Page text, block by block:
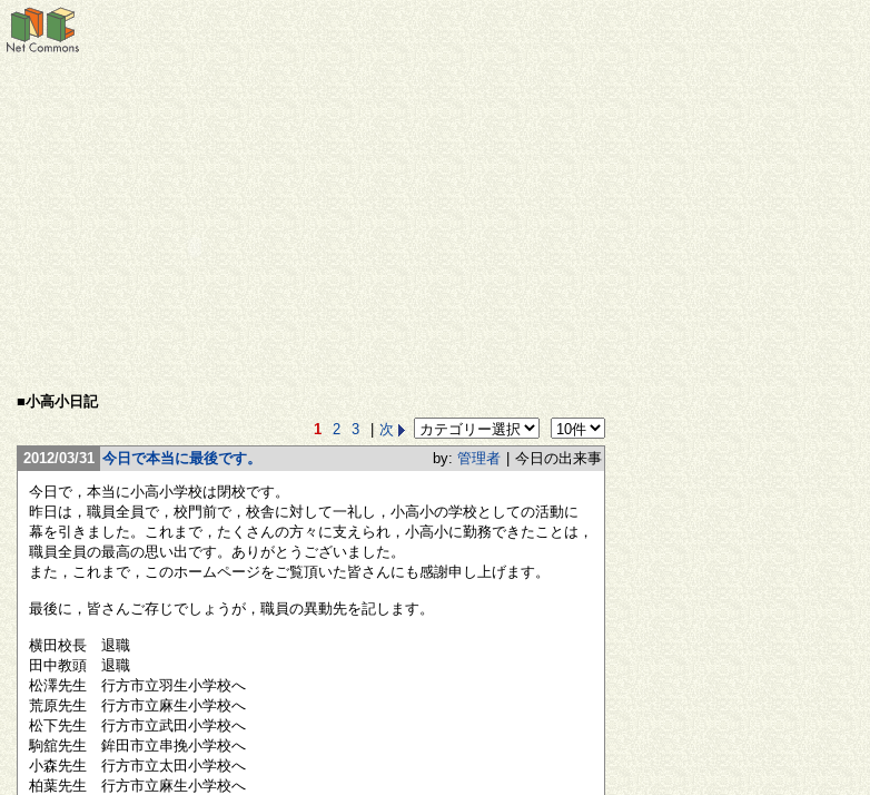
■小高小日記
1
2 3
次
2012/03/31 今日で本当に最後です。 by: 管理者
今日の出来事
今日で，本当に小高小学校は閉校です。
昨日は，職員全員で，校門前で，校舎に対して一礼し，小高小の学校としての活動に
幕を引きました。これまで，たくさんの方々に支えられ，小高小に勤務できたことは，
職員全員の最高の思い出です。ありがとうございました。
また，これまで，このホームページをご覧頂いた皆さんにも感謝申し上げます。
最後に，皆さんご存じでしょうが，職員の異動先を記します。
横田校長 退職
田中教頭 退職
松澤先生 行方市立羽生小学校へ
荒原先生 行方市立麻生小学校へ
松下先生 行方市立武田小学校へ
駒舘先生 鉾田市立串挽小学校へ
小森先生 行方市立太田小学校へ
柏葉先生 行方市立麻生小学校へ